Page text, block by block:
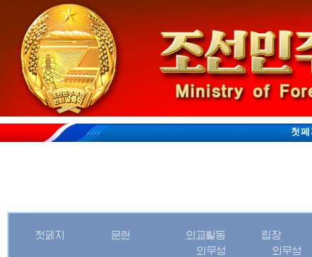
첫페
첫페지 문헌
외교활동
외무성
립장
외무성